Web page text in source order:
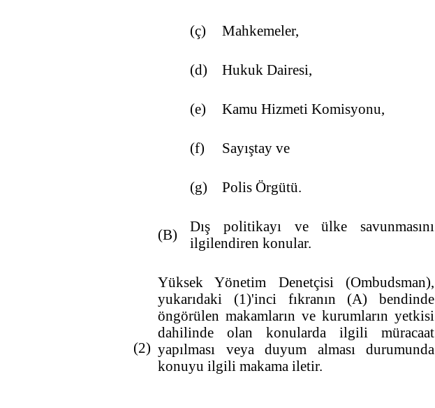
(ç) Mahkemeler,
(d) Hukuk Dairesi,
(e) Kamu Hizmeti Komisyonu,
(f) Sayıştay ve
(g) Polis Örgütü.
(B)
Dış politikayı ve ülke savunmasını
ilgilendiren konular.
(2)
Yüksek Yönetim Denetçisi (Ombudsman),
yukarıdaki (1)'inci fıkranın (A) bendinde
öngörülen makamların ve kurumların yetkisi
dahilinde olan konularda ilgili müracaat
yapılması veya duyum alması durumunda
konuyu ilgili makama iletir.